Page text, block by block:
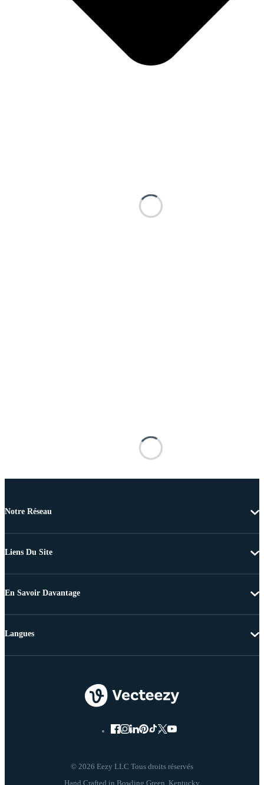
Notre Réseau
Liens Du Site
En Savoir Davantage
© 2026 Eezy LLC Tous droits réservés
Langues